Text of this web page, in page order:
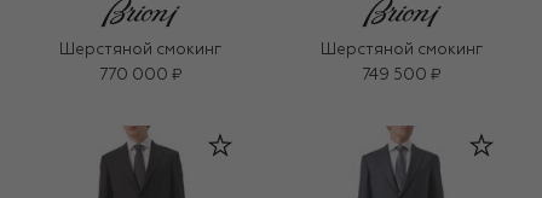
Шерстяной смокинг
770 000 ₽
Шерстяной смокинг
749 500 ₽